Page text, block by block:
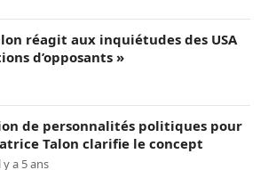
réagit aux inquiétudes des USA
d’opposants »
de personnalités politiques pour
Talon clarifie le concept
y a 5 ans